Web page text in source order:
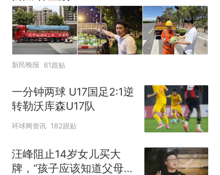
新民晚报 61跟贴
一分钟两球 U17国足2:1逆
转勒沃库森U17队
环球网资讯 182跟贴
汪峰阻止14岁女儿买大
牌，“孩子应该知道父母的